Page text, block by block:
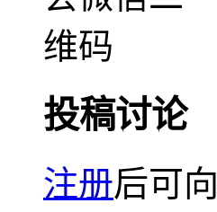
投稿讨论
注册后可